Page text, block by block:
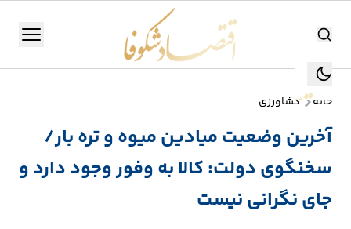
جستجو جستجو
منو
تولید
و
صنعت
خانه کشاورزی
آخرین وضعیت میادین میوه و تره بار/
سخنگوی دولت: کالا به وفور وجود دارد و
جای نگرانی نیست